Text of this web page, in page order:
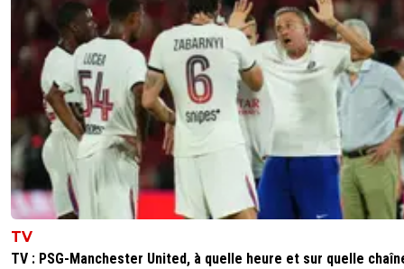
TV
TV : PSG-Manchester United, à quelle heure et sur quelle